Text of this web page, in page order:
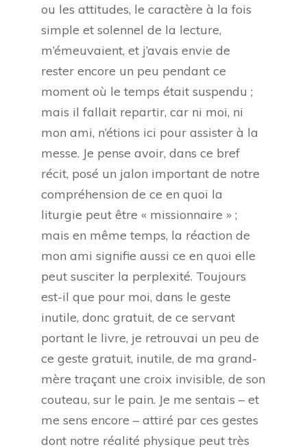
ou les attitudes, le caractère à la fois
simple et solennel de la lecture,
m’émeuvaient, et j’avais envie de
rester encore un peu pendant ce
moment où le temps était suspendu ;
mais il fallait repartir, car ni moi, ni
mon ami, n’étions ici pour assister à la
messe. Je pense avoir, dans ce bref
récit, posé un jalon important de notre
compréhension de ce en quoi la
liturgie peut être « missionnaire » ;
mais en même temps, la réaction de
mon ami signifie aussi ce en quoi elle
peut susciter la perplexité. Toujours
est-il que pour moi, dans le geste
inutile, donc gratuit, de ce servant
portant le livre, je retrouvai un peu de
ce geste gratuit, inutile, de ma grand-
mère traçant une croix invisible, de son
couteau, sur le pain. Je me sentais – et
me sens encore – attiré par ces gestes
dont notre réalité physique peut très